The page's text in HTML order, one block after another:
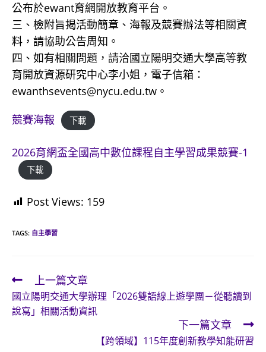
公布於ewant育網開放教育平台。
三、檢附旨揭活動簡章、海報及競賽辦法等相關資
料，請協助公告周知。
四、如有相關問題，請洽國立陽明交通大學高等教
育開放資源研究中心李小姐，電子信箱：
ewanthsevents@nycu.edu.tw。
競賽海報
下載
2026育網盃全國高中數位課程自主學習成果競賽-1
下載
Post Views: 159
TAGS: 自主學習
Read
more
articles
上一篇文章
國立陽明交通大學辦理「2026雙語線上遊學團－從聽讀到
說寫」相關活動資訊
下一篇文章
【跨領域】115年度創新教學知能研習